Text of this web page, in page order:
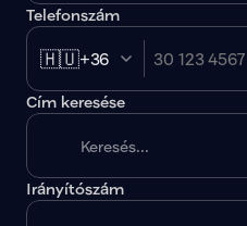
Telefonszám
🇭🇺+36
Cím keresése
Irányítószám